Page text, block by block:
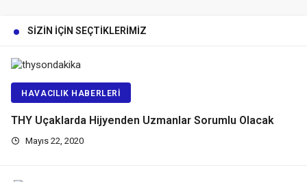
SIZIN İÇIN SEÇTIKLERIMIZ
HAVACILIK HABERLERI
THY Uçaklarda Hijyenden Uzmanlar Sorumlu Olacak
Mayıs 22, 2020